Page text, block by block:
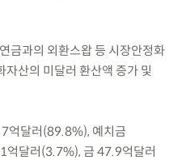
금과의 외환스왑 등 시장안정화
자산의 미달러 환산액 증가 및
억달러(89.8%), 예치금
달러(3.7%), 금 47.9억달러